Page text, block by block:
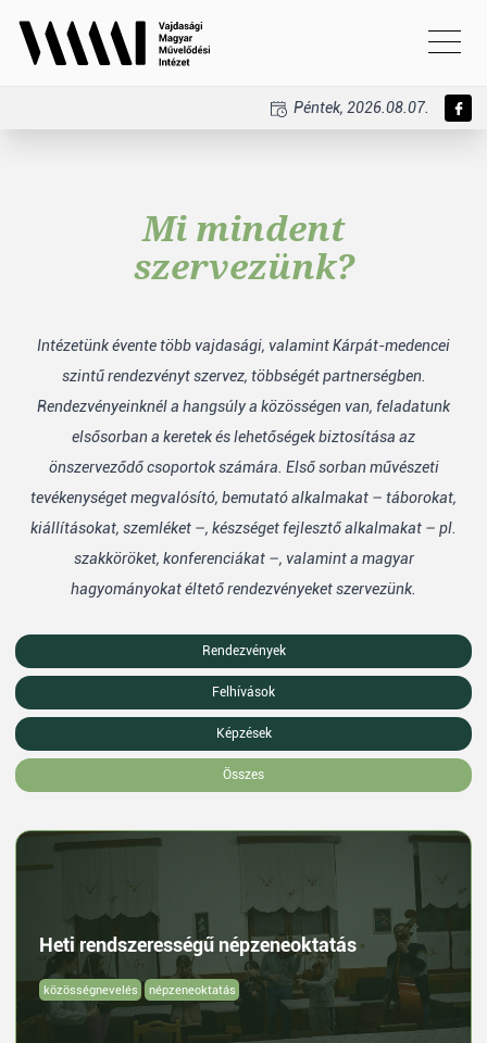
Péntek, 2026.08.07.
Mi mindent
szervezünk?
Intézetünk évente több vajdasági, valamint Kárpát-medencei
szintű rendezvényt szervez, többségét partnerségben.
Rendezvényeinknél a hangsúly a közösségen van, feladatunk
elsősorban a keretek és lehetőségek biztosítása az
önszerveződő csoportok számára. Első sorban művészeti
tevékenységet megvalósító, bemutató alkalmakat – táborokat,
kiállításokat, szemléket –, készséget fejlesztő alkalmakat – pl.
szakköröket, konferenciákat –, valamint a magyar
hagyományokat éltető rendezvényeket szervezünk.
Rendezvények
Felhívások
Képzések
Összes
Heti rendszerességű népzeneoktatás
közösségnevelés népzeneoktatás